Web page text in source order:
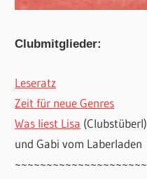
Clubmitglieder:
Leseratz
Zeit für neue Genres
Was liest Lisa (Clubstüberl)
und Gabi vom Laberladen
~~~~~~~~~~~~~~~~~~~~~